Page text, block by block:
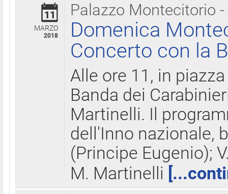
Palazzo Montecitorio
11
MARZO
2018
Domenica
Concerto con la
Alle ore 11, in
Banda dei
Martinelli. Il
dell'Inno nazionale,
(Principe Eugenio);
M. Martinelli